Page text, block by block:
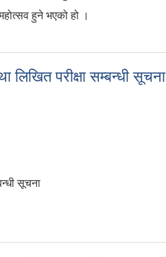
हुने भएको हो ।
परीक्षा सम्बन्धी सूचना
सूचना